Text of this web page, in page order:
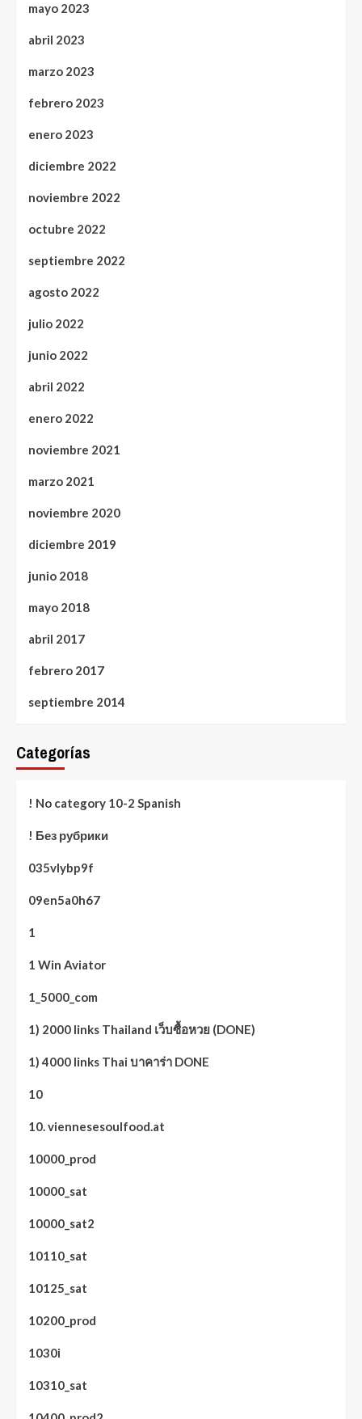
mayo 2023
abril 2023
marzo 2023
febrero 2023
enero 2023
diciembre 2022
noviembre 2022
octubre 2022
septiembre 2022
agosto 2022
julio 2022
junio 2022
abril 2022
enero 2022
noviembre 2021
marzo 2021
noviembre 2020
diciembre 2019
junio 2018
mayo 2018
abril 2017
febrero 2017
septiembre 2014
Categorías
! No category 10-2 Spanish
! Без рубрики
035vlybp9f
09en5a0h67
1
1 Win Aviator
1_5000_com
1) 2000 links Thailand เว็บซื้อหวย (DONE)
1) 4000 links Thai บาคาร่า DONE
10
10. viennesesoulfood.at
10000_prod
10000_sat
10000_sat2
10110_sat
10125_sat
10200_prod
1030i
10310_sat